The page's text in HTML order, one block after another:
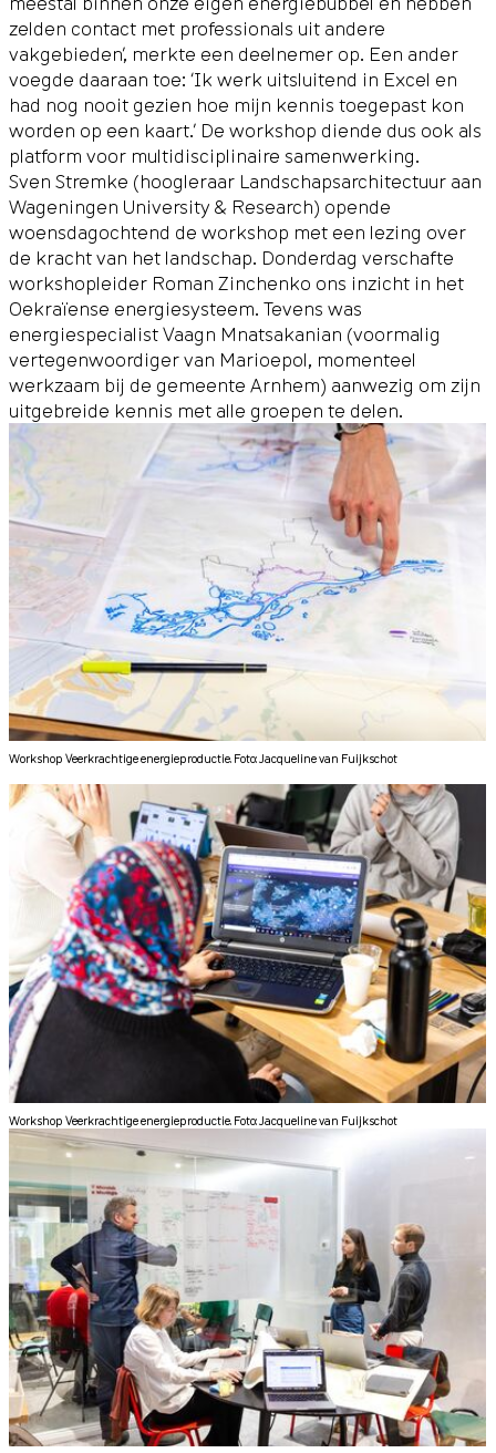
zelden contact met professionals uit andere
vakgebieden’, merkte een deelnemer op. Een ander
voegde daaraan toe: ‘Ik werk uitsluitend in Excel en
had nog nooit gezien hoe mijn kennis toegepast kon
worden op een kaart.’ De workshop diende dus ook als
platform voor multidisciplinaire samenwerking.
Sven Stremke (hoogleraar Landschapsarchitectuur aan
Wageningen University & Research) opende
woensdagochtend de workshop met een lezing over
de kracht van het landschap. Donderdag verschafte
workshopleider Roman Zinchenko ons inzicht in het
Oekraïense energiesysteem. Tevens was
energiespecialist Vaagn Mnatsakanian (voormalig
vertegenwoordiger van Marioepol, momenteel
werkzaam bij de gemeente Arnhem) aanwezig om zijn
uitgebreide kennis met alle groepen te delen.
Workshop Veerkrachtige energieproductie. Foto: Jacqueline van Fuijkschot
Workshop Veerkrachtige energieproductie. Foto: Jacqueline van Fuijkschot